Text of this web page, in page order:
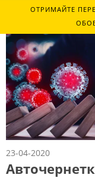
ОТРИМАЙТЕ
23-04-2020